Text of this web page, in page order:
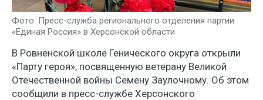
Фото: Пресс-служба регионального отделения партии
«Единая Россия» в Херсонской области
В Ровненской школе Генического округа открыли
«Парту героя», посвященную ветерану Великой
Отечественной войны Семену Заулочному. Об этом
сообщили в пресс-службе Херсонского